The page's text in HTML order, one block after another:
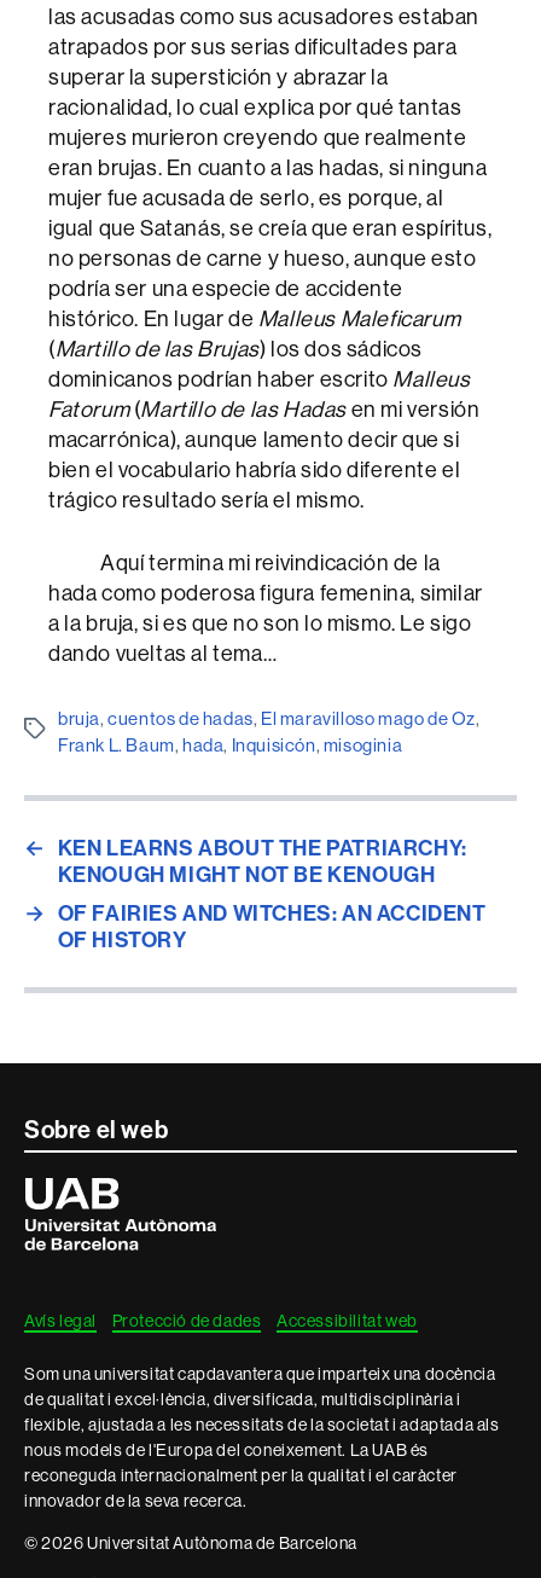
las acusadas como sus acusadores estaban
atrapados por sus serias dificultades para
superar la superstición y abrazar la
racionalidad, lo cual explica por qué tantas
mujeres murieron creyendo que realmente
eran brujas. En cuanto a las hadas, si ninguna
mujer fue acusada de serlo, es porque, al
igual que Satanás, se creía que eran espíritus,
no personas de carne y hueso, aunque esto
podría ser una especie de accidente
histórico. En lugar de Malleus Maleficarum
(Martillo de las Brujas) los dos sádicos
dominicanos podrían haber escrito Malleus
Fatorum(Martillo de las Hadas en mi versión
macarrónica), aunque lamento decir que si
bien el vocabulario habría sido diferente el
trágico resultado sería el mismo.
Aquí termina mi reivindicación de la
hada como poderosa figura femenina, similar
a la bruja, si es que no son lo mismo. Le sigo
dando vueltas al tema…
Etiquetes
bruja,cuentos de hadas, El maravilloso mago de Oz,
Frank L. Baum,hada, Inquisicón, misoginia
←
KEN LEARNS ABOUT THE PATRIARCHY:
KENOUGH MIGHT NOT BE KENOUGH
→ OF FAIRIES AND WITCHES: AN ACCIDENT
OF HISTORY
Contacte
informació
legal
Sobre el web
Universitat
Autònoma
de
Barcelona
Avís legal Protecció de dades Accessibilitat web
Som una universitat capdavantera que imparteix una docència
de qualitat i excel·lència, diversificada, multidisciplinària i
flexible, ajustada a les necessitats de la societat i adaptada als
nous models de l'Europa del coneixement. La UAB és
reconeguda internacionalment per la qualitat i el caràcter
innovador de la seva recerca.
© 2026 Universitat Autònoma de Barcelona